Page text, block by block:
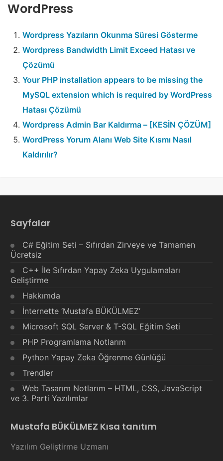
WordPress
Wordpress Yazıların Okunma Süresi Gösterme
Wordpress Bandwidth Limit Exceed Hatası ve
Çözümü
Your PHP installation appears to be missing the
MySQL extension which is required by WordPress
Hatası Çözümü
Wordpress Admin Bar Kaldırma – [KESİN ÇÖZÜM]
WordPress Yorum Alanı Web Site Kısmı Nasıl
Kaldırılır?
Sayfalar
C# Eğitim Seti – Sıfırdan Zirveye ve Tamamen
Ücretsiz
C++ İle Sıfırdan Yapay Zeka Uygulamaları
Geliştirme
Hakkımda
İnternette ‘Mustafa BÜKÜLMEZ’
Microsoft SQL Server & T-SQL Eğitim Seti
PHP Programlama Notlarım
Python Yapay Zeka Öğrenme Günlüğü
Trendler
Web Tasarım Notlarım – HTML, CSS, JavaScript
ve 3. Parti Yazılımlar
Mustafa BÜKÜLMEZ Kısa tanıtım
Yazılım Geliştirme Uzmanı